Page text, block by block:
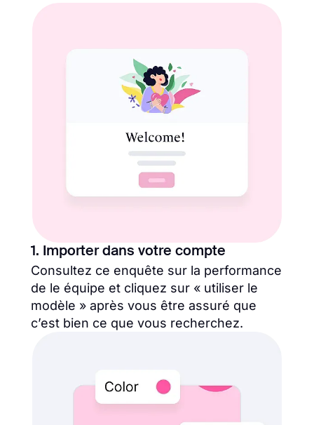
1. Importer dans votre compte
Consultez ce enquête sur la performance
de le équipe et cliquez sur « utiliser le
modèle » après vous être assuré que
c’est bien ce que vous recherchez.